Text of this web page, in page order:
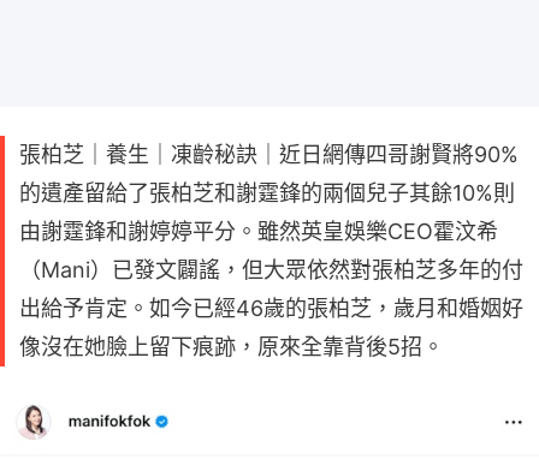
張柏芝｜養生｜凍齡秘訣｜近日網傳四哥謝賢將90%
的遺產留給了張柏芝和謝霆鋒的兩個兒子其餘10%則
由謝霆鋒和謝婷婷平分。雖然英皇娛樂CEO霍汶希
（Mani）已發文闢謠，但大眾依然對張柏芝多年的付
出給予肯定。如今已經46歲的張柏芝，歲月和婚姻好
像沒在她臉上留下痕跡，原來全靠背後5招。